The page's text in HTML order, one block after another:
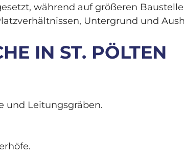
während auf größeren
Untergrund und
IN ST. PÖLTEN
und Leitungsgräben.